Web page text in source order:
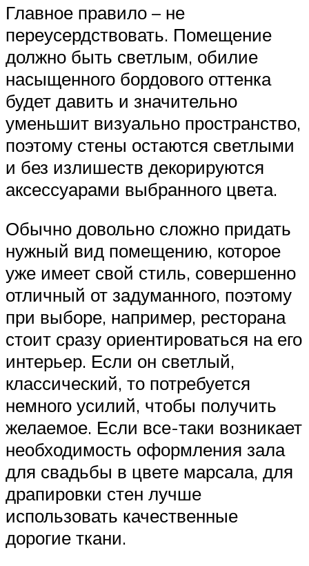
Главное правило – не
переусердствовать. Помещение
должно быть светлым, обилие
насыщенного бордового оттенка
будет давить и значительно
уменьшит визуально пространство,
поэтому стены остаются светлыми
и без излишеств декорируются
аксессуарами выбранного цвета.
Обычно довольно сложно придать
нужный вид помещению, которое
уже имеет свой стиль, совершенно
отличный от задуманного, поэтому
при выборе, например, ресторана
стоит сразу ориентироваться на его
интерьер. Если он светлый,
классический, то потребуется
немного усилий, чтобы получить
желаемое. Если все-таки возникает
необходимость оформления зала
для свадьбы в цвете марсала, для
драпировки стен лучше
использовать качественные
дорогие ткани.